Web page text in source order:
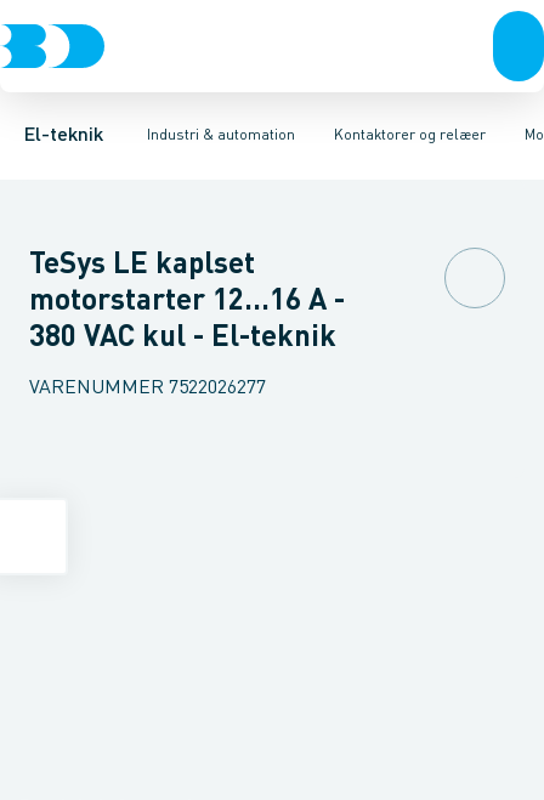
El-teknik Industri & automation
Afbrydere, stikkontakter & lampeudtagForgreningsmateriel
Kontaktorer og relæer
Industristiksystemer Frekvensomformere og softstartere
Elektronisk overstrømsrelæMotorstart kombination
TeSys LE kaplset
motorstarter 12...16 A -
380 VAC kul - El-teknik
VARENUMMER 7522026277